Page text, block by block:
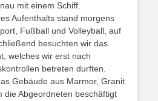
mit einem Schiff.
Aufenthalts stand morgens
Fußball und Volleyball, auf
besuchten wir das
welches wir erst nach
betreten durften.
Gebäude aus Marmor, Granit
die Abgeordneten beschäftigt